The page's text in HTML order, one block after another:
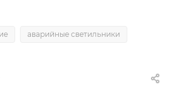
аварийные светильники